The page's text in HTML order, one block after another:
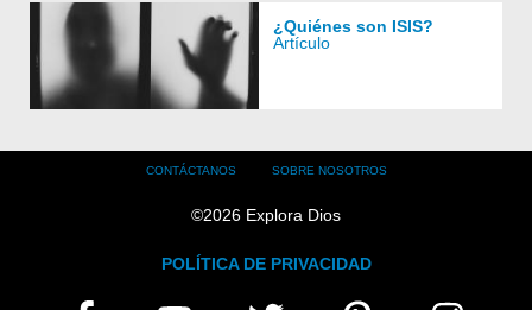
¿Quiénes son ISIS?
Artículo
Footer
CONTÁCTANOS SOBRE NOSOTROS
©2026 Explora Dios
POLÍTICA DE PRIVACIDAD
FACEBOOK YOUTUBE TWITTER PINTEREST INSTAGRAM